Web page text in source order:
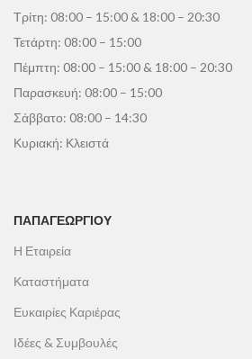
Τρίτη: 08:00 – 15:00 & 18:00 – 20:30
Τετάρτη: 08:00 – 15:00
Πέμπτη: 08:00 – 15:00 & 18:00 – 20:30
Παρασκευή: 08:00 – 15:00
Σάββατο: 08:00 – 14:30
Κυριακή: Κλειστά
ΠΑΠΑΓΕΩΡΓΊΟΥ
Η Εταιρεία
Καταστήματα
Ευκαιρίες Καριέρας
Ιδέες & Συμβουλές